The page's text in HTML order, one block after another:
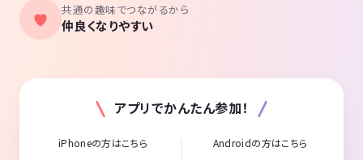
共通の趣味でつながるから
仲良くなりやすい
アプリでかんたん参加！
iPhoneの方はこちら Androidの方はこちら